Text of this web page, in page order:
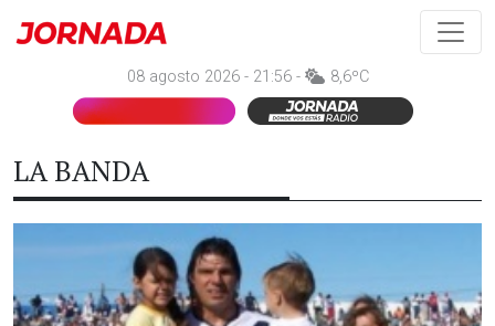
08 agosto 2026 - 21:56 - 8,6ºC
LA BANDA